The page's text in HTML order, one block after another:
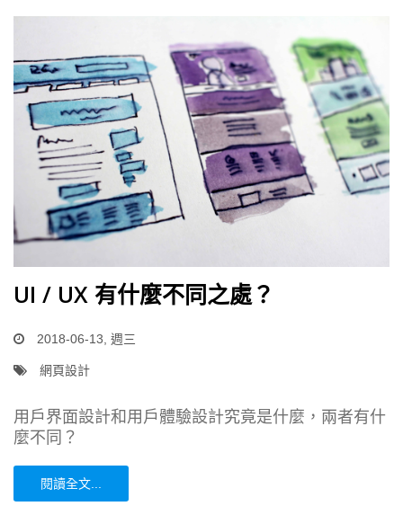
UI / UX 有什麼不同之處？
2018-06-13, 週三
網頁設計
用戶界面設計和用戶體驗設計究竟是什麼，兩者有什
麼不同？
閱讀全文...